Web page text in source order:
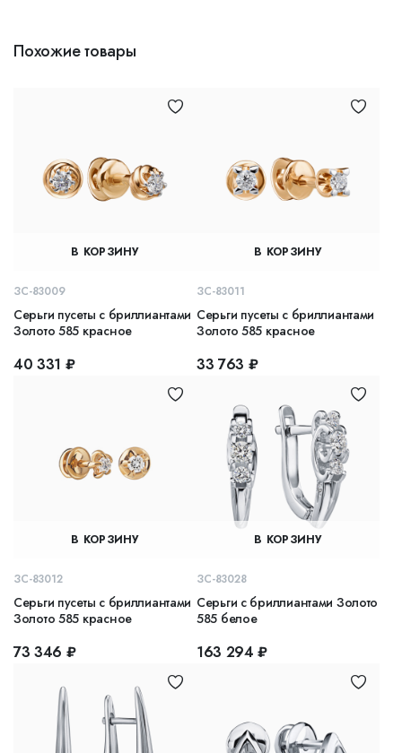
Похожие товары
В КОРЗИНУ
ЗС-83009
Серьги пусеты с бриллиантами
Золото 585 красное
40 331 ₽
В КОРЗИНУ
ЗС-83011
Серьги пусеты с бриллиантами
Золото 585 красное
33 763 ₽
В КОРЗИНУ
ЗС-83012
Серьги пусеты с бриллиантами
Золото 585 красное
73 346 ₽
В КОРЗИНУ
ЗС-83028
Серьги с бриллиантами Золото
585 белое
163 294 ₽